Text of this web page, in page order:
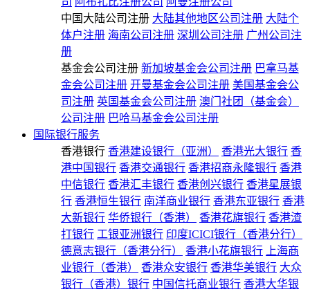
中国大陆公司注册 大陆其他地区公司注册 大陆个
体户注册 海南公司注册 深圳公司注册 广州公司注
册
基金会公司注册 新加坡基金会公司注册 巴拿马基
金会公司注册 开曼基金会公司注册 美国基金会公
司注册 英国基金会公司注册 澳门社团（基金会）
公司注册 巴哈马基金会公司注册
国际银行服务
香港银行 香港建设银行（亚洲） 香港光大银行 香
港中国银行 香港交通银行 香港招商永隆银行 香港
中信银行 香港汇丰银行 香港创兴银行 香港星展银
行 香港恒生银行 南洋商业银行 香港东亚银行 香港
大新银行 华侨银行（香港） 香港花旗银行 香港渣
打银行 工银亚洲银行 印度ICICI银行（香港分行）
德意志银行（香港分行）
香港小花旗银行
上海商
业银行（香港）
香港众安银行 香港华美银行 大众
银行（香港）银行 中国信托商业银行 香港大华银